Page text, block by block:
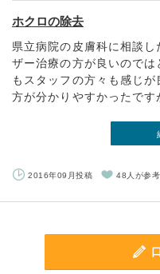
ホクロの除去
県立病院の皮膚科に相談
ザー治療の方が良いので
もスタッフの方々も感じ
方が分かりやすかったです
2016年09月投稿 48人が参